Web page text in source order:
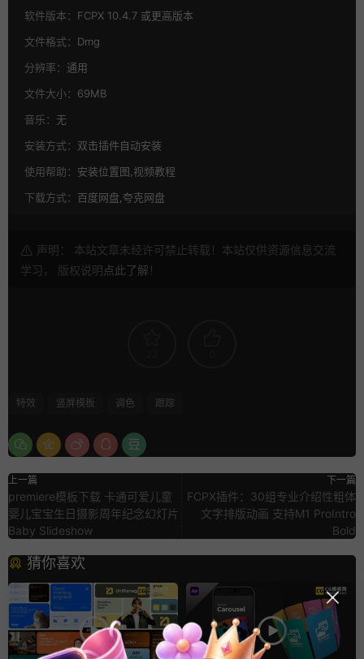
软件版本： FCPX 10.4.7 或更高版本
文件格式： Dmg
分辨率： 通用
文件大小： 69MB
音乐： 无
安装方式： 双击插件自动安装
使用帮助： 安装位置图,视频教程
下载方式： 百度网盘,夸克网盘
声明： 本站文章未经许可禁止转载！本站仅供资源信息交流
学习， 版权说明点此了解 ！
特效 竖屏模板 调色 跟踪
上一篇
premiere模板下载 卡通可爱儿童
婴儿宝宝生日摄影周年纪念幻灯片
Baby Slideshow
下一篇
FCPX插件：30组专业介绍性粗体
文字排版动画 支持M1 ProIntro
Bold
猜你喜欢